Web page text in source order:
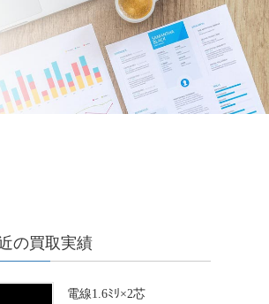
の買取実績
電線1.6ﾐﾘ×2芯